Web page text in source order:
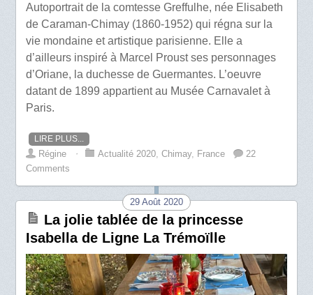
Autoportrait de la comtesse Greffulhe, née Elisabeth
de Caraman-Chimay (1860-1952) qui régna sur la
vie mondaine et artistique parisienne. Elle a
d’ailleurs inspiré à Marcel Proust ses personnages
d’Oriane, la duchesse de Guermantes. L’oeuvre
datant de 1899 appartient au Musée Carnavalet à
Paris.
LIRE PLUS...
Régine ⋅ Actualité 2020,Chimay, France
22
Comments
29 Août 2020
La jolie tablée de la princesse
Isabella de Ligne La Trémoïlle